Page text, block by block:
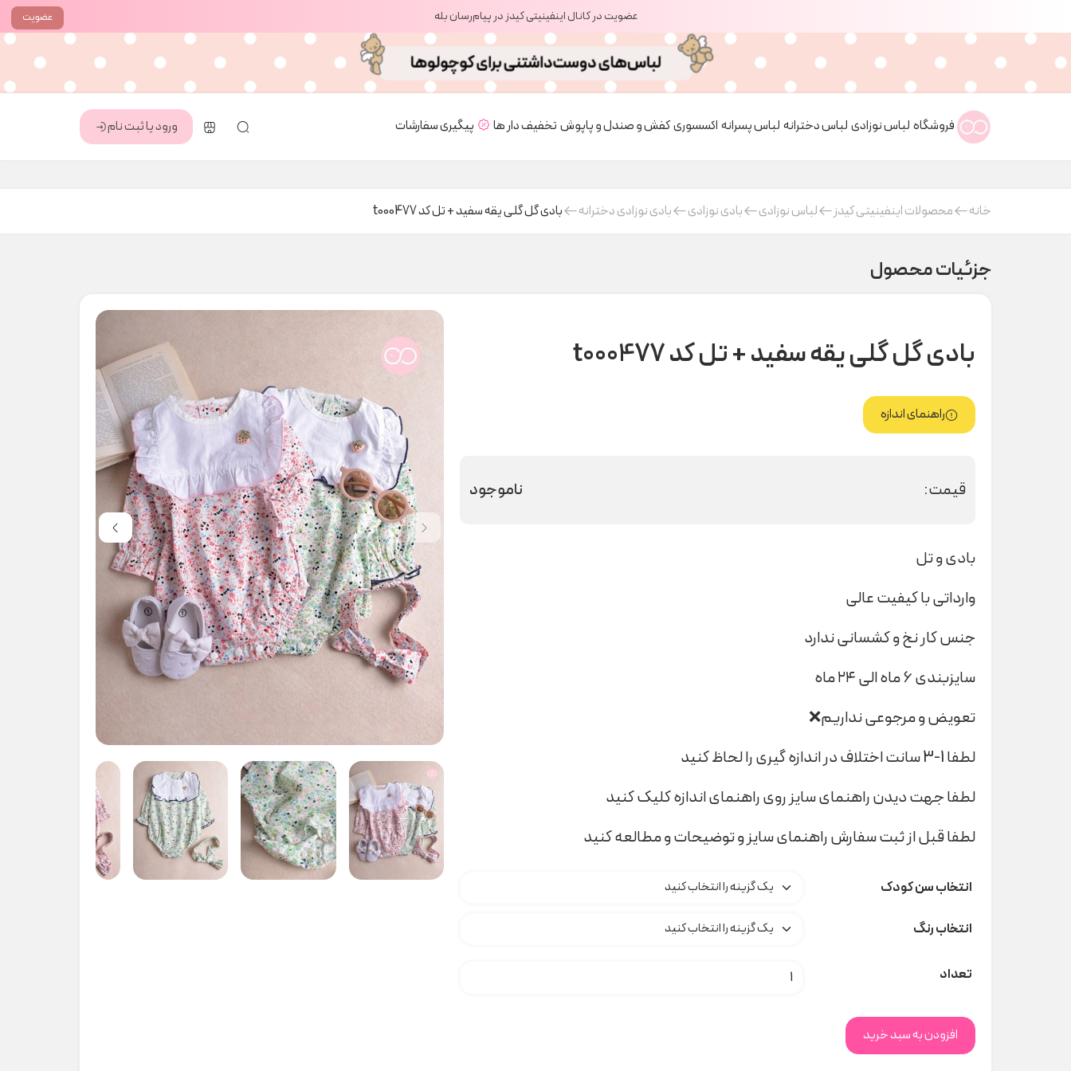
عضویت عضویت در کانال اینفینیتی کیدز در پیام‌رسان بله
فروشگاه لباس نوزادی لباس دخترانه لباس پسرانه اکسسوریکفش و صندل و پاپوش تخفیف دار ها پیگیری سفارشات ورود یا ثبت نام
خانه محصولات اینفینیتی کیدز لباس نوزادی بادی نوزادی بادی نوزادی دخترانه بادی گل گلی یقه سفید + تل کد t000477
جزئیات محصول
بادی گل گلی یقه سفید + تل کد t000477
راهنمای اندازه
قیمت: ناموجود
بادی و تل
وارداتی با کیفیت عالی
جنس کار نخ و کشسانی ندارد
سایزبندی ۶ ماه الی ۲۴ ماه
تعویض و مرجوعی نداریم❌
لطفا 1-3 سانت اختلاف در اندازه گیری را لحاظ کنید
لطفا جهت دیدن راهنمای سایز روی راهنمای اندازه کلیک کنید
لطفا قبل از ثبت سفارش راهنمای سایز و توضیحات و مطالعه کنید
انتخاب سن کودک
انتخاب رنگ
تعداد بادی گل گلی یقه سفید + تل کد t000477 عدد
افزودن به سبد خرید